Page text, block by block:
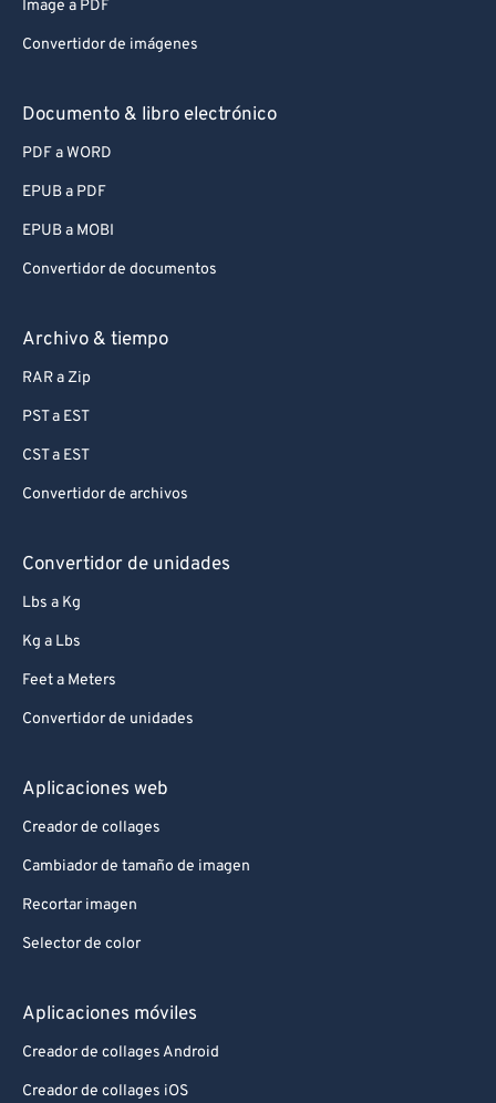
Image a PDF
Convertidor de imágenes
Documento & libro electrónico
PDF a WORD
EPUB a PDF
EPUB a MOBI
Convertidor de documentos
Archivo & tiempo
RAR a Zip
PST a EST
CST a EST
Convertidor de archivos
Convertidor de unidades
Lbs a Kg
Kg a Lbs
Feet a Meters
Convertidor de unidades
Aplicaciones web
Creador de collages
Cambiador de tamaño de imagen
Recortar imagen
Selector de color
Aplicaciones móviles
Creador de collages Android
Creador de collages iOS